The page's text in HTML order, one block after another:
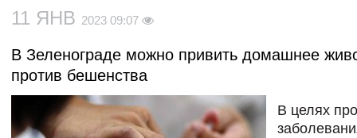
11 ЯНВ 2023 09:07
В Зеленограде можно привить домашнее
против бешенства
В целях